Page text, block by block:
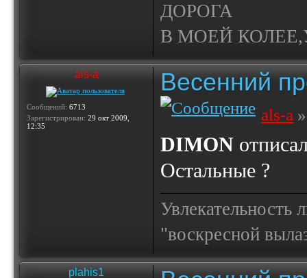
ДОРОГА
В МОЕЙ
als-a
Сообщений: 6713
Зарегистрирован: 29 окт 2009,
12:35
Весенний
als-a
DIMON
Остальные ?
Увлекательность
"воскресной
plahis1